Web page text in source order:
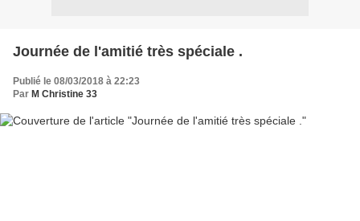
Journée de l'amitié très spéciale .
Publié le 08/03/2018 à 22:23
Par M Christine 33